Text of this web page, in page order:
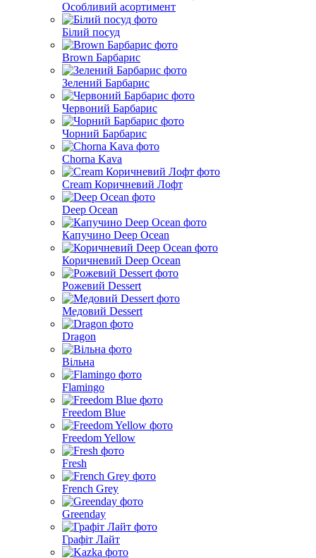
Особливий асортимент
Білий посуд
Brown Барбарис
Зелений Барбарис
Червоний Барбарис
Чорний Барбарис
Chorna Kava
Cream Коричневий Лофт
Deep Ocean
Капучино Deep Ocean
Коричневий Deep Ocean
Рожевий Dessert
Медовий Dessert
Dragon
Вільна
Flamingo
Freedom Blue
Freedom Yellow
Fresh
French Grey
Greenday
Графіт Лайт